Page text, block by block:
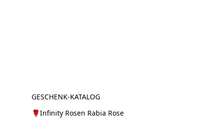
GESCHENK-KATALOG
🌹Infinity Rosen Rabia Rose